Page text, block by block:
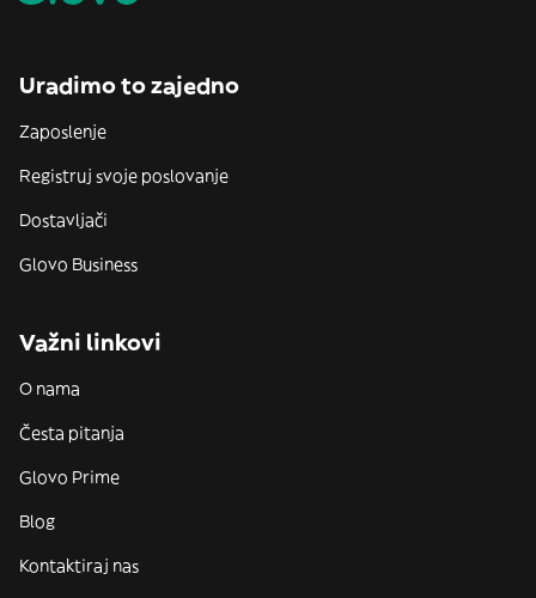
Uradimo to zajedno
Zaposlenje
Registruj svoje poslovanje
Dostavljači
Glovo Business
Važni linkovi
O nama
Česta pitanja
Glovo Prime
Blog
Kontaktiraj nas